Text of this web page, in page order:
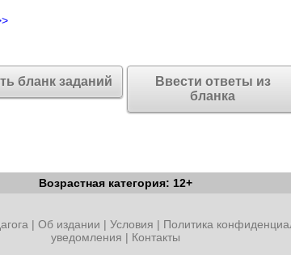
бланк заданий
Ввести ответы из
бланка
Возрастная категория: 12+
| Об издании | Условия | Политика
уведомления | Контакты